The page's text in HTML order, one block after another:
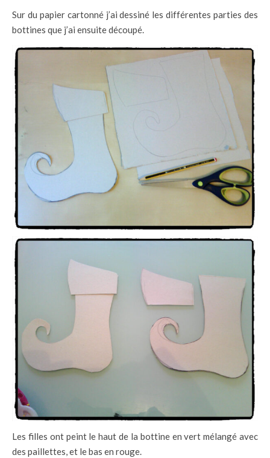
Sur du papier cartonné j’ai dessiné les différentes parties des
bottines que j’ai ensuite découpé.
Les filles ont peint le haut de la bottine en vert mélangé avec
des paillettes, et le bas en rouge.